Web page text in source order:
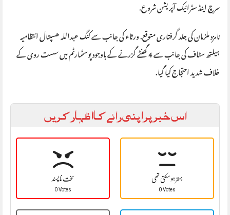
سرچ اینڈ سٹرائیک آپریشن شروع.
نامزد ملزمان کی جلد گرفتاری متوقع. ورثاء کی جانب سے کنگ عبداللہ ھسپتال انتظامیہ
ہیلتھ سٹاف کی جانب سے 4 گھنٹے گزرنے کے باوجود پوسٹمارٹم میں سست روی کے
خلاف شدید احتجاج کیا گیا.
اس خبر پر اپنی رائے کا اظہار کریں
سخت نا پسند
0 Votes
بہتر ہو سکتی تھی
0 Votes